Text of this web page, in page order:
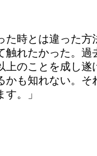
時とは違った方
れたかった。
のことを成し遂
も知れない。
。」